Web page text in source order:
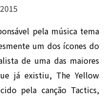
pela música tema
um dos ícones do
de uma das maiores
já existiu, The Yellow
pela canção Tactics,